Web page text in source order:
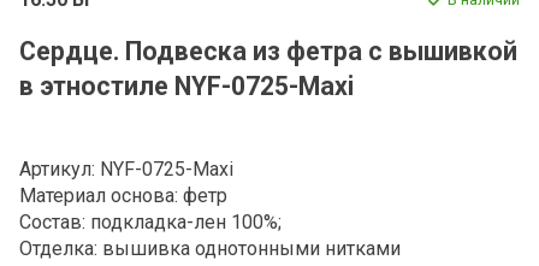
Сердце. Подвеска из фетра с вышивкой
в этностиле NYF-0725-Maxi
Артикул: NYF-0725-Maxi
Материал основа: фетр
Состав: подкладка-лен 100%;
Отделка: вышивка однотонными нитками